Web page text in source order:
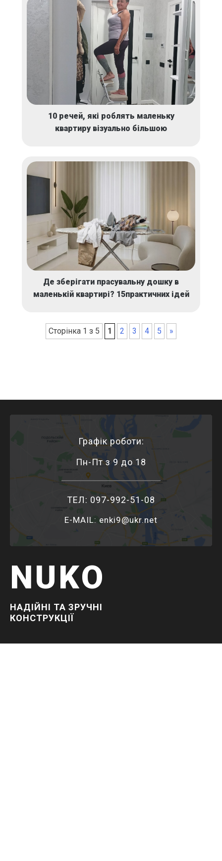
10 речей, які роблять маленьку
квартиру візуально більшою
Де зберігати прасувальну дошку в
маленькій квартирі? 15практичних ідей
Сторінка 1 з 5 1 2 3 4 5 »
NUKO
НАДІЙНІ ТА ЗРУЧНІ
КОНСТРУКЦІЇ
Графік роботи:
Пн-Пт з 9 до 18
ТЕЛ: 097-992-51-08
E-MAIL: enki9@ukr.net